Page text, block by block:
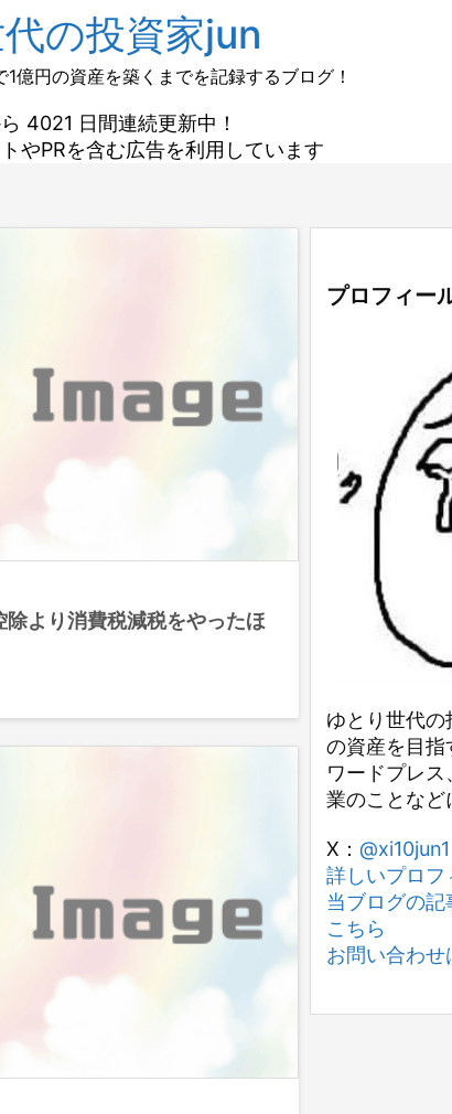
の投資家jun
億円の資産を築くまでを記録するブログ！
4021 日間連続更新中！
やPRを含む広告を利用しています
除より消費税減税をやったほ
プロフィー
ゆとり世代の
の資産を目指
ワードプレ
業のことなど
X： @xi10jun1
詳しいプロフ
当ブログの
こちら
お問い合わせ